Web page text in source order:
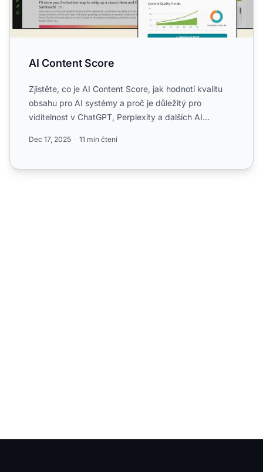
AI Content Score
Zjistěte, co je AI Content Score, jak hodnotí kvalitu
obsahu pro AI systémy a proč je důležitý pro
viditelnost v ChatGPT, Perplexity a dalších AI
Dec 17, 2025 11 min čtení